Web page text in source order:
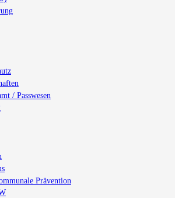
/ Passwesen
Prävention